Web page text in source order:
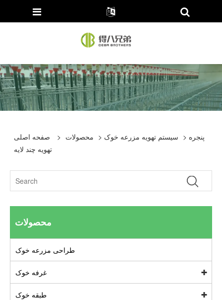
صفحه اصلی > محصولات > سیستم تهویه مزرعه خوک > پنجره
تهویه چند لایه
محصولات
طراحی مزرعه خوک
غرفه خوک
طبقه خوک